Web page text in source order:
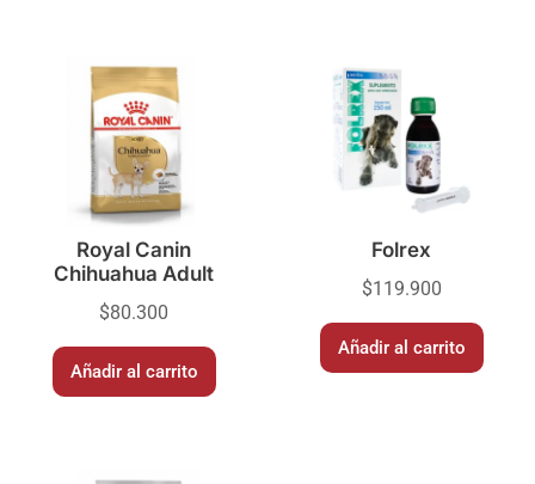
Royal Canin
Chihuahua Adult
$80.300
Añadir al carrito
Folrex
$119.900
Añadir al carrito